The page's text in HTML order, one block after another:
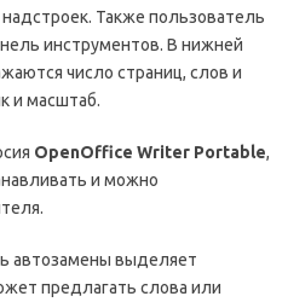
Также пользователь
инструментов. В нижней
число страниц, слов и
и масштаб.
OpenOffice Writer Portable,
и можно
автозамены выделяет
предлагать слова или